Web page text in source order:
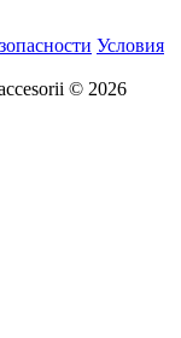
Условия
© 2026